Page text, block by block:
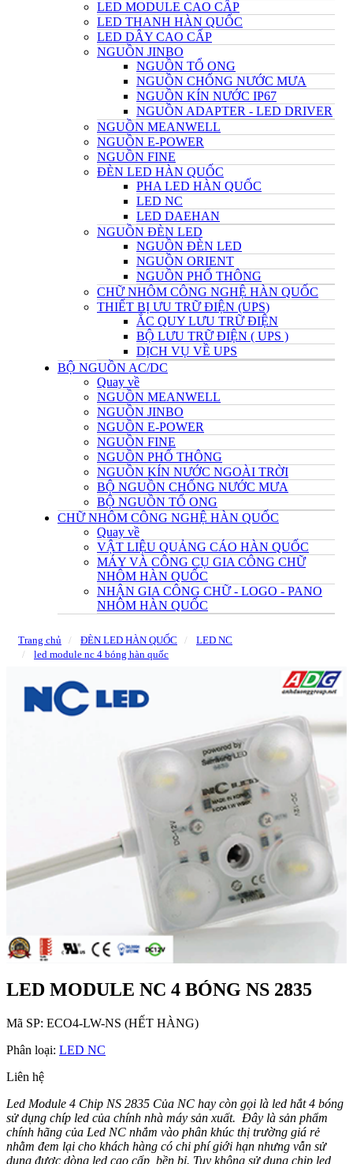
LED MODULE CAO CẤP
LED THANH HÀN QUỐC
LED DÂY CAO CẤP
NGUỒN JINBO
NGUỒN TỔ ONG
NGUỒN CHỐNG NƯỚC MƯA
NGUỒN KÍN NƯỚC IP67
NGUỒN ADAPTER - LED DRIVER
NGUỒN MEANWELL
NGUỒN E-POWER
NGUỒN FINE
ĐÈN LED HÀN QUỐC
PHA LED HÀN QUỐC
LED NC
LED DAEHAN
NGUỒN ĐÈN LED
NGUỒN ĐÈN LED
NGUỒN ORIENT
NGUỒN PHỔ THÔNG
CHỮ NHÔM CÔNG NGHỆ HÀN QUỐC
THIẾT BỊ ƯU TRỮ ĐIỆN (UPS)
ẮC QUY LƯU TRỮ ĐIỆN
BỘ LƯU TRỮ ĐIỆN ( UPS )
DỊCH VỤ VỀ UPS
BỘ NGUỒN AC/DC
Quay về
NGUỒN MEANWELL
NGUỒN JINBO
NGUỒN E-POWER
NGUỒN FINE
NGUỒN PHỔ THÔNG
NGUỒN KÍN NƯỚC NGOÀI TRỜI
BỘ NGUỒN CHỐNG NƯỚC MƯA
BỘ NGUỒN TỔ ONG
CHỮ NHÔM CÔNG NGHỆ HÀN QUỐC
Quay về
VẬT LIỆU QUẢNG CÁO HÀN QUỐC
MÁY VÀ CÔNG CỤ GIA CÔNG CHỮ
NHÔM HÀN QUỐC
NHẬN GIA CÔNG CHỮ - LOGO - PANO
NHÔM HÀN QUỐC
Trang chủ ĐÈN LED HÀN QUỐC
LED NC
led module nc 4 bóng hàn quốc
LED MODULE NC 4 BÓNG NS 2835
Mã SP: ECO4-LW-NS (HẾT HÀNG)
Phân loại: LED NC
Liên hệ
Led Module 4 Chip NS 2835 Của NC hay còn gọi là led hắt 4 bóng
sử dụng chíp led của chính nhà máy sản xuất. Đây là sản phẩm
chính hãng của Led NC nhắm vào phân khúc thị trường giá rẻ
nhằm đem lại cho khách hàng có chi phí giới hạn nhưng vẫn sử
dụng được dòng led cao cấp, bền bỉ. Tuy không sử dụng chip led